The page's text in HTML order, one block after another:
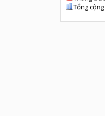
Tổng cộng